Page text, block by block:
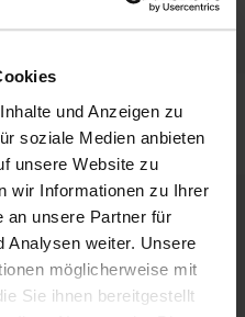
und Anzeigen zu
soziale Medien anbieten
unsere Website zu
wir Informationen zu Ihrer
an unsere Partner für
Analysen weiter. Unsere
möglicherweise mit
Sie ihnen bereitgestellt
Crinkle-Optik
113.99
- 58%